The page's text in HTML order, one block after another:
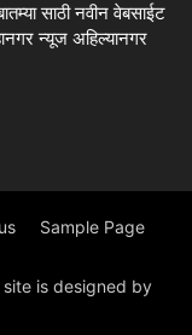
साठी नवीन वेबसाईट
न्यूज अहिल्यानगर
Sample Page
is designed by